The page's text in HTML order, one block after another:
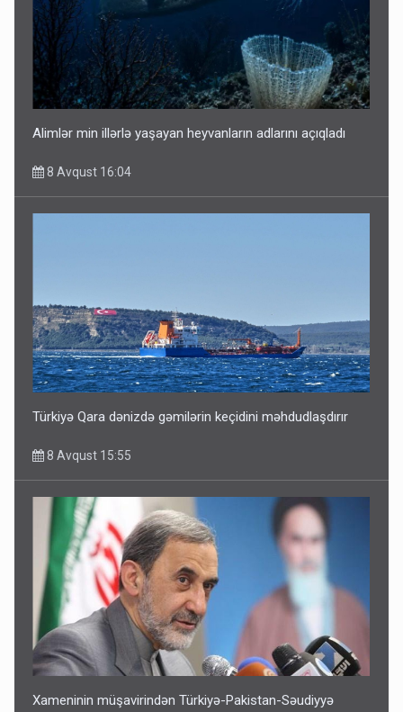
Alimlər min illərlə yaşayan heyvanların adlarını açıqladı
8 Avqust 16:04
Türkiyə Qara dənizdə gəmilərin keçidini məhdudlaşdırır
8 Avqust 15:55
Xameninin müşavirindən Türkiyə-Pakistan-Səudiyyə